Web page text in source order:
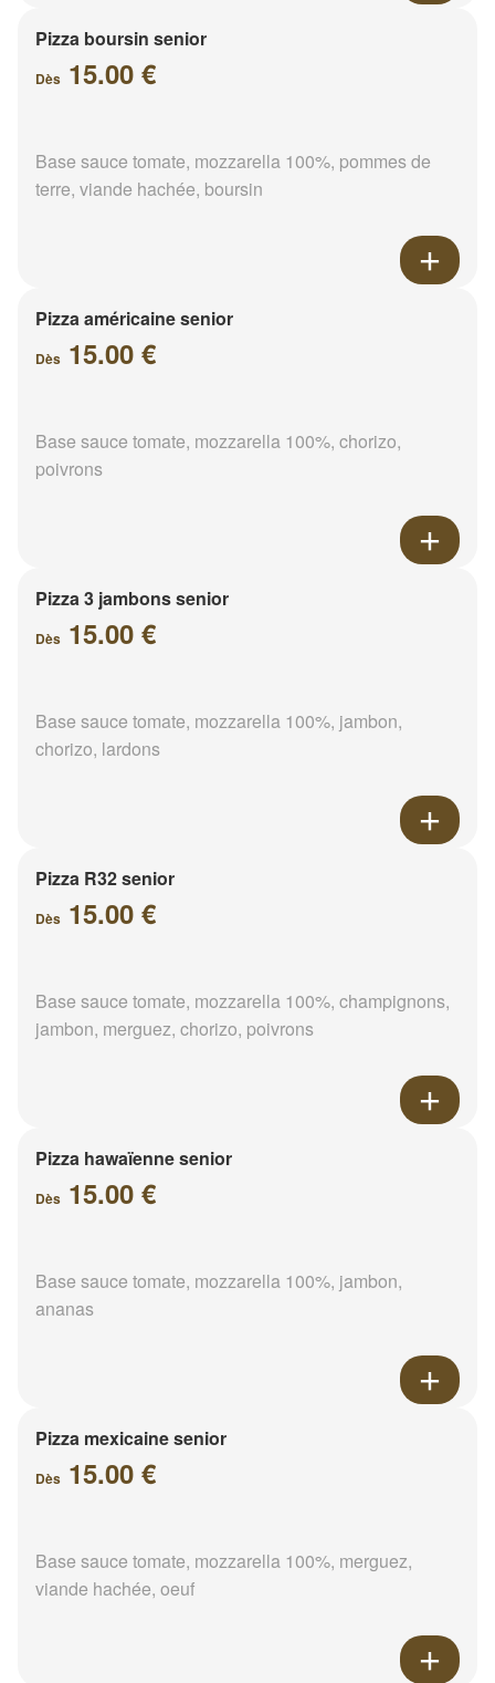
Pizza boursin senior
Dès 15.00 €
Base sauce tomate, mozzarella 100%, pommes de
terre, viande hachée, boursin
Pizza américaine senior
Dès 15.00 €
Base sauce tomate, mozzarella 100%, chorizo,
poivrons
Pizza 3 jambons senior
Dès 15.00 €
Base sauce tomate, mozzarella 100%, jambon,
chorizo, lardons
Pizza R32 senior
Dès 15.00 €
Base sauce tomate, mozzarella 100%, champignons,
jambon, merguez, chorizo, poivrons
Pizza hawaïenne senior
Dès 15.00 €
Base sauce tomate, mozzarella 100%, jambon,
ananas
Pizza mexicaine senior
Dès 15.00 €
Base sauce tomate, mozzarella 100%, merguez,
viande hachée, oeuf